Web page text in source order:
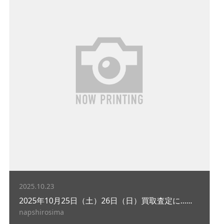
2025.10.23
2025年10月25日（土）26日（日）買取査定に......
napshirosima